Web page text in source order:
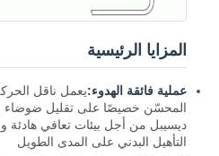
المزايا الرئيسية
عملية فائقة الهدوء:يعمل ناقل
ديسيبل من أجل بيئات تعافي هادئة
التأهيل البدني على المدى الطويل